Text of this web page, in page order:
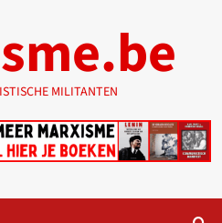
MILITANTEN